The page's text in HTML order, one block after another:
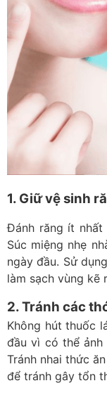
1. Giữ vệ sinh
Đánh răng ít nhất
Súc miệng nhẹ
ngày đầu. Sử
làm sạch vùng kẽ
2. Tránh các
Không hút thuốc
đầu vì có thể
Tránh nhai thức
để tránh gây tổn